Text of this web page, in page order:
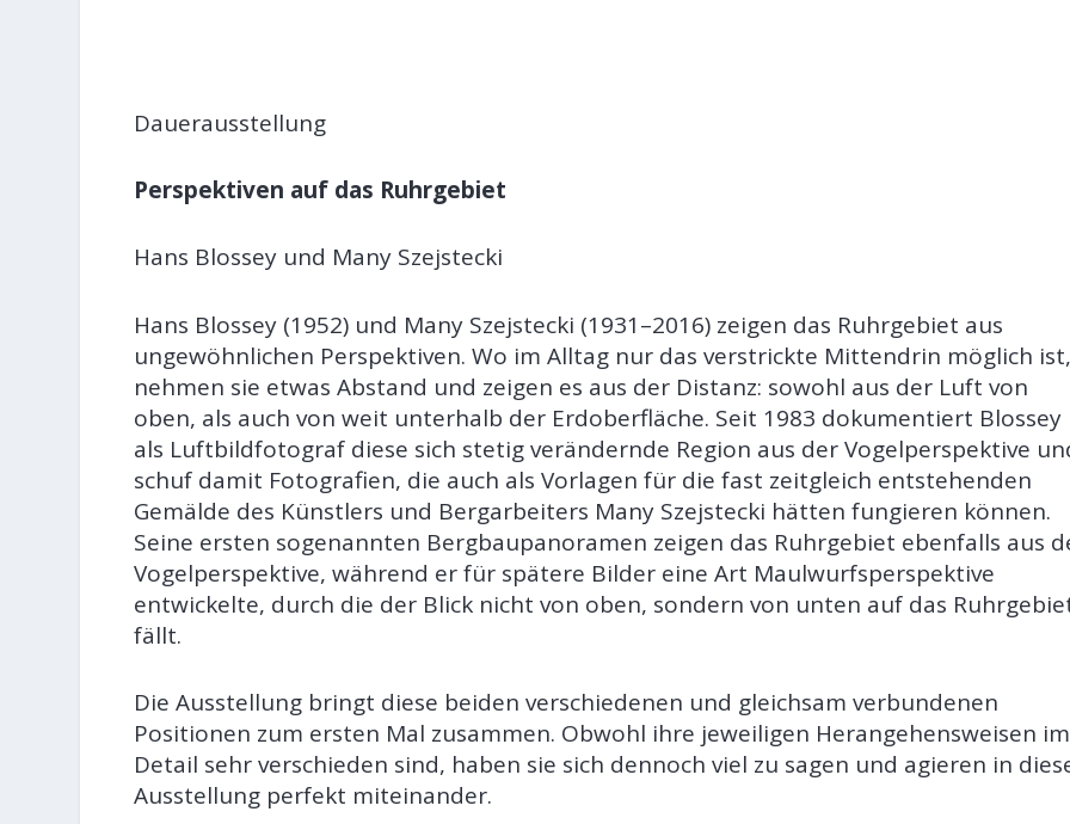
Dauerausstellung
Perspektiven auf das Ruhrgebiet
Hans Blossey und Many Szejstecki
Hans Blossey (1952) und Many Szejstecki (1931–2016) zeigen das Ruhrgebiet aus
ungewöhnlichen Perspektiven. Wo im Alltag nur das verstrickte Mittendrin möglich ist,
nehmen sie etwas Abstand und zeigen es aus der Distanz: sowohl aus der Luft von
oben, als auch von weit unterhalb der Erdoberfläche. Seit 1983 dokumentiert Blossey
als Luftbildfotograf diese sich stetig verändernde Region aus der Vogelperspektive
schuf damit Fotografien, die auch als Vorlagen für die fast zeitgleich entstehenden
Gemälde des Künstlers und Bergarbeiters Many Szejstecki hätten fungieren können.
Seine ersten sogenannten Bergbaupanoramen zeigen das Ruhrgebiet ebenfalls aus
Vogelperspektive, während er für spätere Bilder eine Art Maulwurfsperspektive
entwickelte, durch die der Blick nicht von oben, sondern von unten auf das
fällt.
Die Ausstellung bringt diese beiden verschiedenen und gleichsam verbundenen
Positionen zum ersten Mal zusammen. Obwohl ihre jeweiligen Herangehensweisen im
Detail sehr verschieden sind, haben sie sich dennoch viel zu sagen und agieren in
Ausstellung perfekt miteinander.